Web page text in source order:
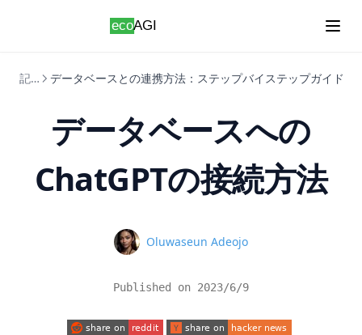
記事 データベースとの連携方法：ステップバイステップガイドに
データベースへの
ChatGPTの接続方法
Name
Oluwaseun Adeojo
Published on 2023/6/9